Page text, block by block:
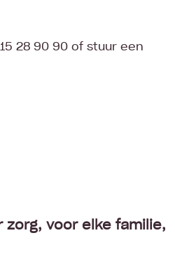
28 90 90 of stuur een
zorg, voor elke familie,